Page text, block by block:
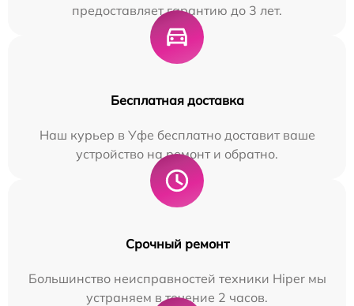
предоставляет гарантию до 3 лет.
Бесплатная доставка
Наш курьер в Уфе бесплатно доставит ваше
устройство на ремонт и обратно.
Срочный ремонт
Большинство неисправностей техники Hiper мы
устраняем в течение 2 часов.